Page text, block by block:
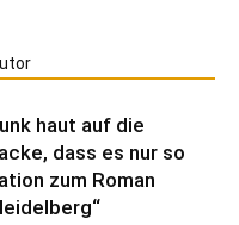
haut auf die
dass es nur so
zum Roman